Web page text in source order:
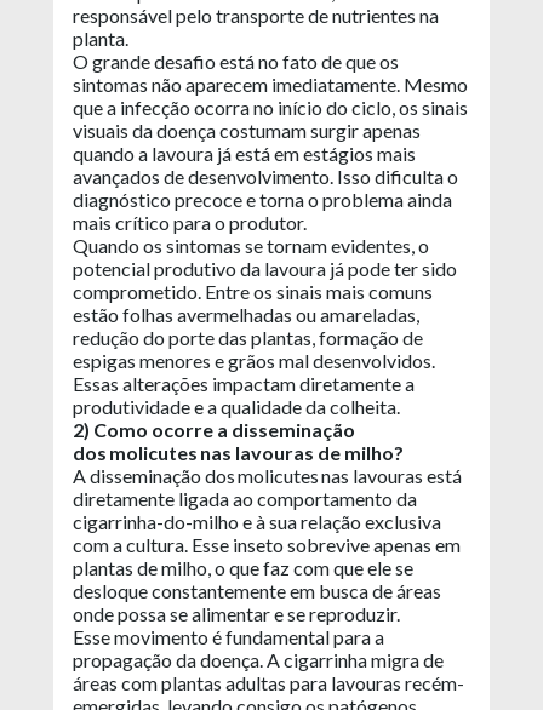
responsável pelo transporte de nutrientes na
planta.
O grande desafio está no fato de que os
sintomas não aparecem imediatamente. Mesmo
que a infecção ocorra no início do ciclo, os sinais
visuais da doença costumam surgir apenas
quando a lavoura já está em estágios mais
avançados de desenvolvimento. Isso dificulta o
diagnóstico precoce e torna o problema ainda
mais crítico para o produtor.
Quando os sintomas se tornam evidentes, o
potencial produtivo da lavoura já pode ter sido
comprometido. Entre os sinais mais comuns
estão folhas avermelhadas ou amareladas,
redução do porte das plantas, formação de
espigas menores e grãos mal desenvolvidos.
Essas alterações impactam diretamente a
produtividade e a qualidade da colheita.
2) Como ocorre a disseminação
dos molicutes nas lavouras de milho?
A disseminação dos molicutes nas lavouras está
diretamente ligada ao comportamento da
cigarrinha-do-milho e à sua relação exclusiva
com a cultura. Esse inseto sobrevive apenas em
plantas de milho, o que faz com que ele se
desloque constantemente em busca de áreas
onde possa se alimentar e se reproduzir.
Esse movimento é fundamental para a
propagação da doença. A cigarrinha migra de
áreas com plantas adultas para lavouras recém-